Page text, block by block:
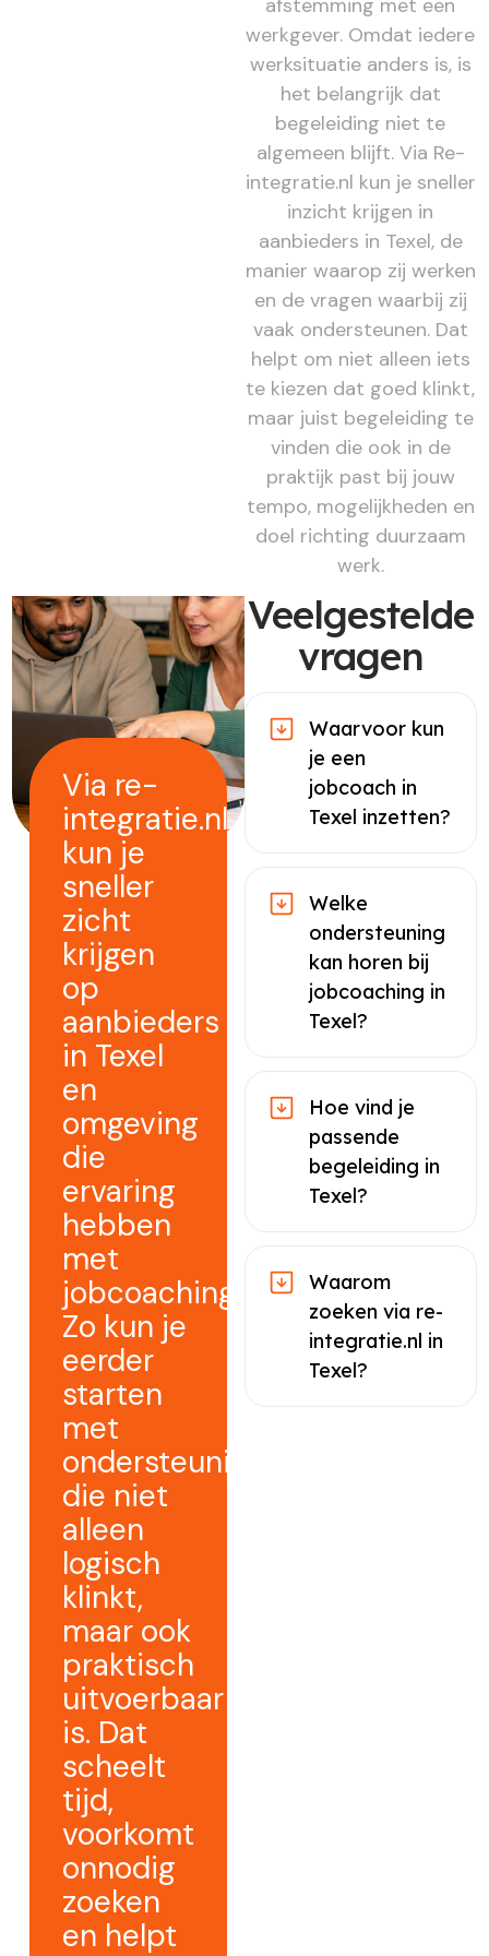
afstemming met een
werkgever. Omdat iedere
werksituatie anders is, is
het belangrijk dat
begeleiding niet te
algemeen blijft. Via Re-
integratie.nl kun je sneller
inzicht krijgen in
aanbieders in Texel, de
manier waarop zij werken
en de vragen waarbij zij
vaak ondersteunen. Dat
helpt om niet alleen iets
te kiezen dat goed klinkt,
maar juist begeleiding te
vinden die ook in de
praktijk past bij jouw
tempo, mogelijkheden en
doel richting duurzaam
werk.
Via re-
integratie.nl
kun je
sneller
zicht
krijgen
op
aanbieders
in Texel
en
omgeving
die
ervaring
hebben
met
jobcoaching.
Zo kun je
eerder
starten
met
ondersteuning
die niet
alleen
logisch
klinkt,
maar ook
praktisch
uitvoerbaar
is. Dat
scheelt
tijd,
voorkomt
onnodig
zoeken
en helpt
Veelgestelde
vragen
Waarvoor kun
je een
jobcoach in
Texel inzetten?
Welke
ondersteuning
kan horen bij
jobcoaching in
Texel?
Hoe vind je
passende
begeleiding in
Texel?
Waarom
zoeken via re-
integratie.nl in
Texel?